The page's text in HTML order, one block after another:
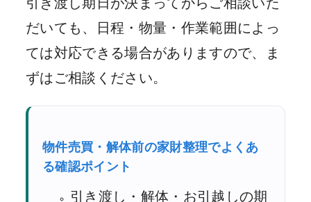
だいても、日程・物量・作業範囲によっ
ては対応できる場合がありますので、ま
ずはご相談ください。
物件売買・解体前の家財整理でよくあ
る確認ポイント
引き渡し・解体・お引越しの期